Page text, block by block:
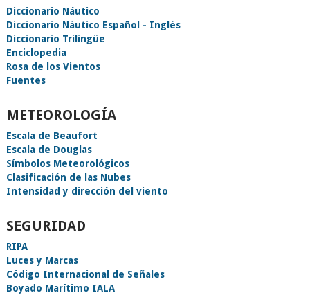
Diccionario Náutico
Diccionario Náutico Español - Inglés
Diccionario Trilingüe
Enciclopedia
Rosa de los Vientos
Fuentes
METEOROLOGÍA
Escala de Beaufort
Escala de Douglas
Símbolos Meteorológicos
Clasificación de las Nubes
Intensidad y dirección del viento
SEGURIDAD
RIPA
Luces y Marcas
Código Internacional de Señales
Boyado Marítimo IALA